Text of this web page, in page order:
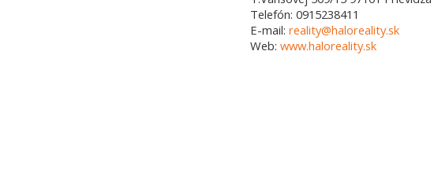
Telefón: 0915238411
E-mail: reality@haloreality.sk
Web: www.haloreality.sk